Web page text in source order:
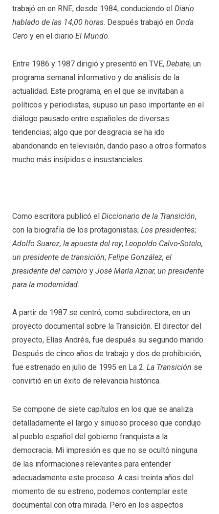
trabajó en en RNE, desde 1984, conduciendo el Diario
hablado de las 14,00 horas. Después trabajó en Onda
Cero y en el diario El Mundo.
Entre 1986 y 1987 dirigió y presentó en TVE, Debate, un
programa semanal informativo y de análisis de la
actualidad. Este programa, en el que se invitaban a
políticos y periodistas, supuso un paso importante en el
diálogo pausado entre españoles de diversas
tendencias; algo que por desgracia se ha ido
abandonando en televisión, dando paso a otros formatos
mucho más insípidos e insustanciales.
Como escritora publicó el Diccionario de la Transición,
con la biografía de los protagonistas; Los presidentes;
Adolfo Suarez, la apuesta del rey; Leopoldo Calvo-Sotelo,
un presidente de transición; Felipe González, el
presidente del cambio y José María Aznar, un presidente
para la modernidad.
A partir de 1987 se centró, como subdirectora, en un
proyecto documental sobre la Transición. El director del
proyecto, Elías Andrés, fue después su segundo marido.
Después de cinco años de trabajo y dos de prohibición,
fue estrenado en julio de 1995 en La 2. La Transición se
convirtió en un éxito de relevancia histórica.
Se compone de siete capítulos en los que se analiza
detalladamente el largo y sinuoso proceso que condujo
al pueblo español del gobierno franquista a la
democracia. Mi impresión es que no se ocultó ninguna
de las informaciones relevantes para entender
adecuadamente este proceso. A casi treinta años del
momento de su estreno, podemos contemplar este
documental con otra mirada. Pero en los aspectos